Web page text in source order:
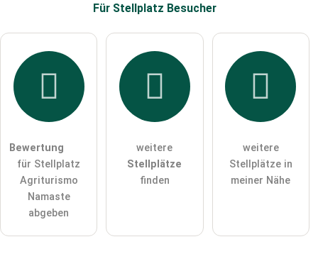
E-Mail-Adresse (wird nicht veröffentlicht)
Hiermit akzeptiere ich die .
öffentliche Frage stellen Abbrechen
Hinweis: Bitte beachten Sie, öffentliche Fragen sind
Besucher sichtbar
Klicken Sie hier um eine
individuelle Frage
Für Stellplatz Besucher
Bewertung
für Stellplatz
Agriturismo
Namaste
abgeben
weitere
Stellplätze
finden
weitere
Stellplätze in
meiner Nähe